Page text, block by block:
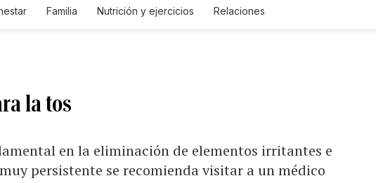
Familia Nutrición y ejercicios Relaciones
la tos
en la eliminación de elementos irritantes e
persistente se recomienda visitar a un médico